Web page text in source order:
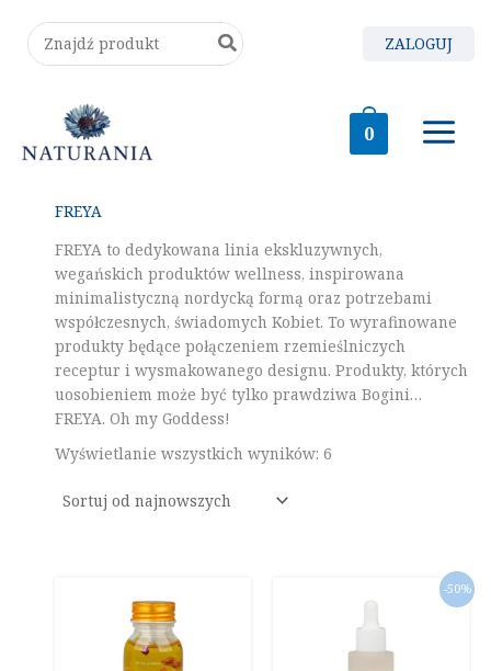
Przejdź
treści
Search
for:
ZALOGUJ
0
FREYA
FREYA to dedykowana linia ekskluzywnych,
wegańskich produktów wellness, inspirowana
minimalistyczną nordycką formą oraz potrzebami
współczesnych, świadomych Kobiet. To wyrafinowane
produkty będące połączeniem rzemieślniczych
receptur i wysmakowanego designu. Produkty, których
uosobieniem może być tylko prawdziwa Bogini…
FREYA. Oh my Goddess!
Wyświetlanie wszystkich wyników: 6
najnowszych
-50%
Pierwotna
cena
wynosiła:
79,90 zł.
cena